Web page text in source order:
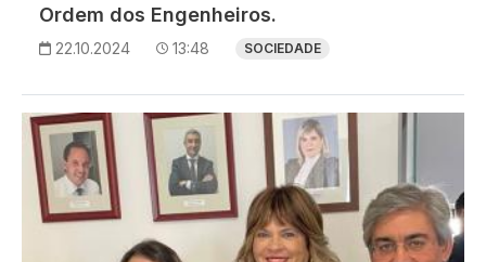
Ordem dos Engenheiros.
22.10.2024 13:48 SOCIEDADE
Imagem